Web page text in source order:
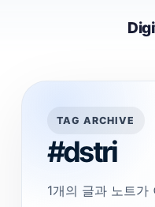
TAG ARCHIVE
#dstri
1개의 글과 노트가